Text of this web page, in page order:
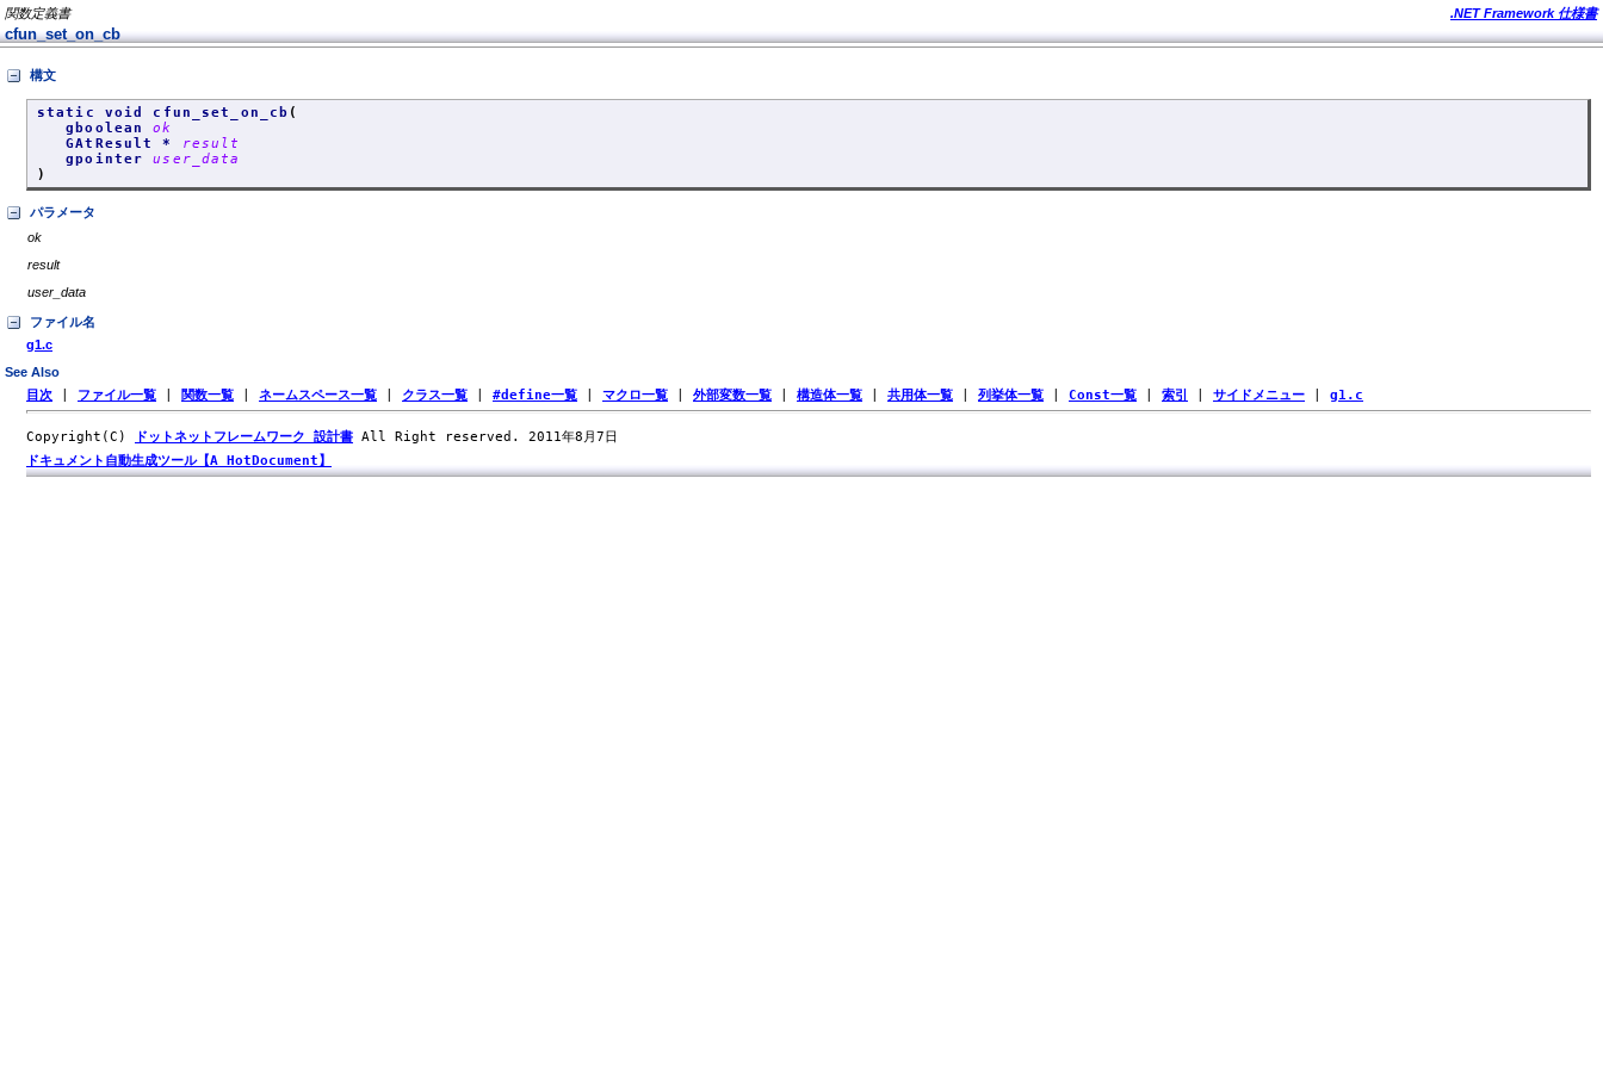
関数定義書 .NET Framework 仕様書
cfun_set_on_cb
構文
static void cfun_set_on_cb (
gbooleanok
GAtResult *
result
gpointeruser_data
)
パラメータ
ok
result
user_data
ファイル名
g1.c
See Also
目次 ファイル一覧 関数一覧 ネームスペース一覧 クラス一覧 #define一覧 マクロ一覧 外部変数一覧 構造体一覧 共用体一覧 列挙体一覧 Const一覧 索引 サイドメニュー g1.c
Copyright(C) ドットネットフレームワーク 設計書 All Right reserved. 2011年8月7日
ドキュメント自動生成ツール【A HotDocument】